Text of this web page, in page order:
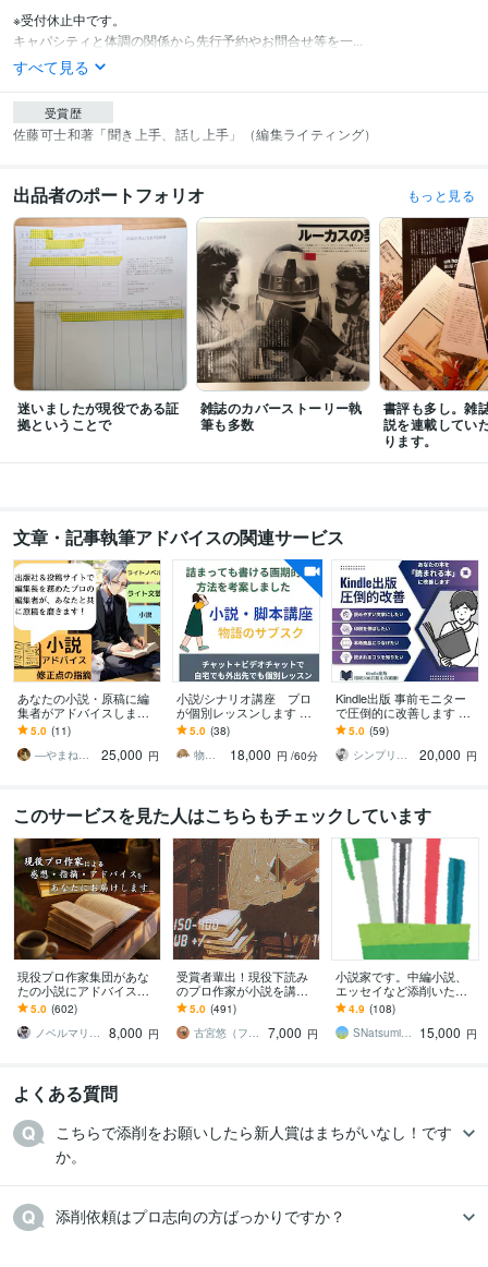
※受付休止中です。
キャパシティと体調の関係から先行予約やお問合せ等を一...
すべて見る
受賞歴
佐藤可士和著「聞き上手、話し上手」（編集ライティング）
出品者のポートフォリオ もっと見る
迷いましたが現役である証
拠ということで
雑誌のカバーストーリー執
筆も多数
書評も多し。雑
説を連載してい
ります。
文章・記事執筆アドバイスの関連サービス
あなたの小説・原稿に編
集者がアドバイスします
～作家志望者必見！ プロ
編集者とともに原稿を磨
く～
5.0 (11)
―やまねこ―
25,000 円
小説/シナリオ講座 プロ
が個別レッスンします 自
宅にいながら丁寧に物語
の作法を学ぶ。初心者か
らプロ級まで
5.0 (38)
物書堂
18,000 円 /60分
Kindle出版 事前モニター
で圧倒的に改善します 印
税300万の作家があなたの
本に読まれるコツをアド
バイス
5.0 (59)
シンプリストやまだ＠書く副業
20,000 円
このサービスを見た人はこちらもチェックしています
現役プロ作家集団があな
たの小説にアドバイスし
ます 商業的な視点から講
評をします【長編小説の
講評5千～１万字！】
5.0 (602)
ノベルマリット
8,000 円
受賞者輩出！現役下読み
のプロ作家が小説を講評
します プロから実践的な
アドバイスがもらえる！
純文〜ラノベまでＯＫ
5.0 (491)
古宮悠（フルミヤユウ）
7,000 円
小説家です。中編小説、
エッセイなど添削いたし
ます プロが実作者の視点
であなたの作品を丁寧
に、詳細にアドバイス。
4.9 (108)
SNatsumi（創作講師）
15,000 円
よくある質問
こちらで添削をお願いしたら新人賞はまちがいなし！です
か。
添削依頼はプロ志向の方ばっかりですか？